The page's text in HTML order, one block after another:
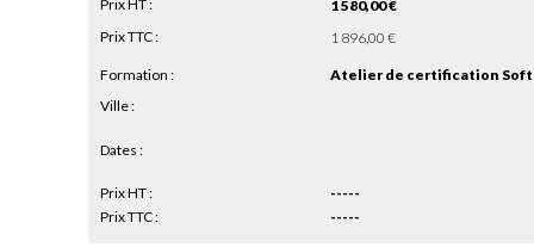
QUESTIONNAIRE GRATUIT
Prix HT :
1 580,00 €
Prix TTC :
1 896,00 €
Formation :
Atelier de certification Soft
Ville :
Dates :
Prix HT :
-----
Prix TTC :
-----